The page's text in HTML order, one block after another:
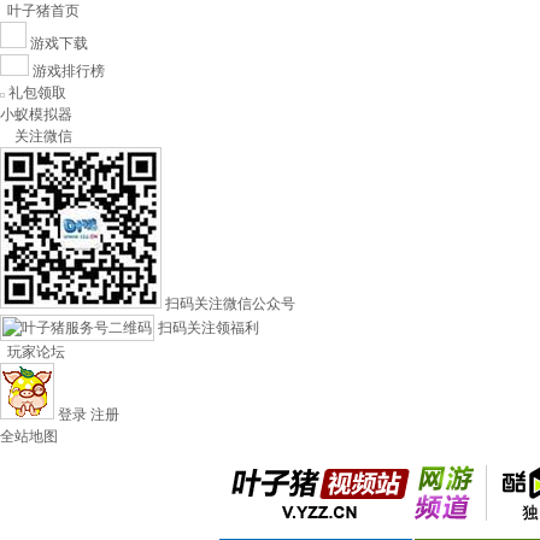
叶子猪首页
游戏下载
游戏排行榜
礼包领取
小蚁模拟器
关注微信
扫码关注微信公众号
扫码关注领福利
玩家论坛
登录 注册
全站地图